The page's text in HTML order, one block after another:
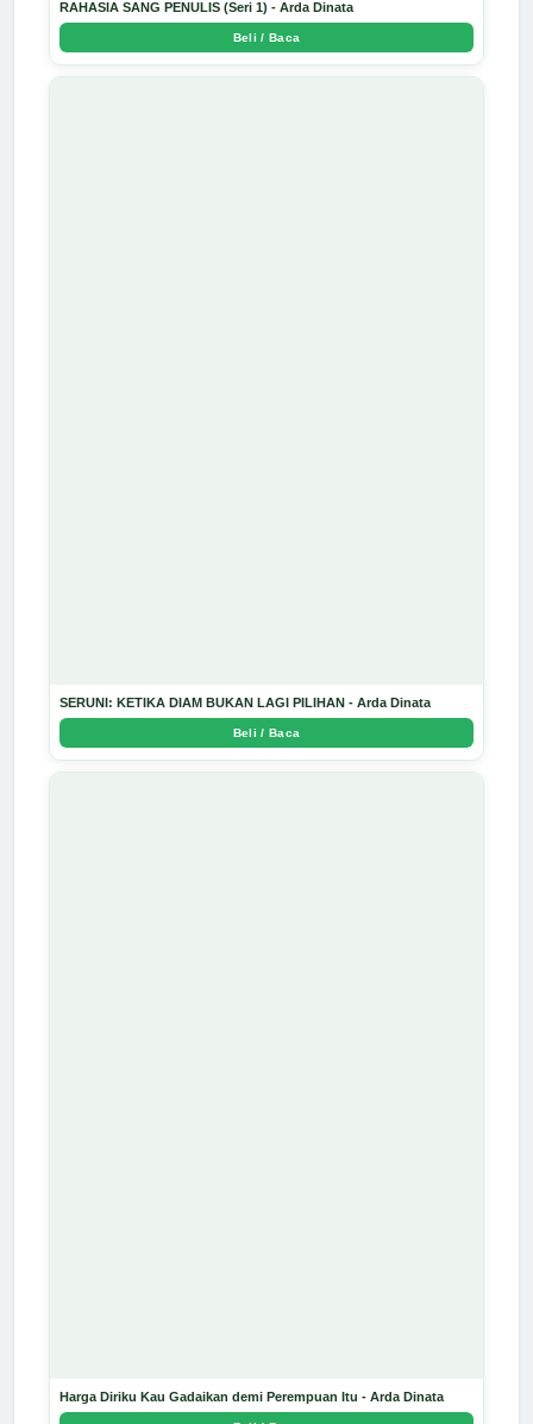
RAHASIA SANG PENULIS (Seri 1) - Arda Dinata
Beli / Baca
SERUNI: KETIKA DIAM BUKAN LAGI PILIHAN - Arda Dinata
Beli / Baca
Harga Diriku Kau Gadaikan demi Perempuan Itu - Arda Dinata